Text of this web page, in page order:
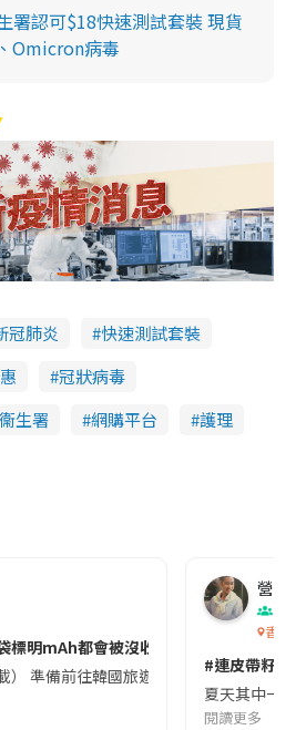
署認可$18快速測試套裝 現貨
Omicron病毒
冠肺炎
快速測試套裝
冠狀病毒
衞生署 網購平台
護理
標明mAh都會被沒收😱出發前切記檢查
） 準備前往韓國旅遊的民眾，近期要
營養
香港
#連皮帶籽
夏天其中一
閱讀更多